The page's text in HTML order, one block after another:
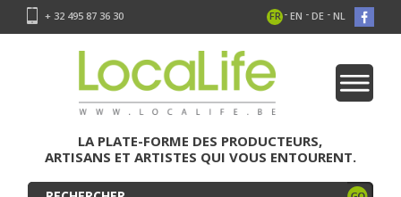
+ 32 495 87 36 30 FR - EN - DE - NL
LA PLATE-FORME DES PRODUCTEURS,
ARTISANS ET ARTISTES QUI VOUS ENTOURENT.